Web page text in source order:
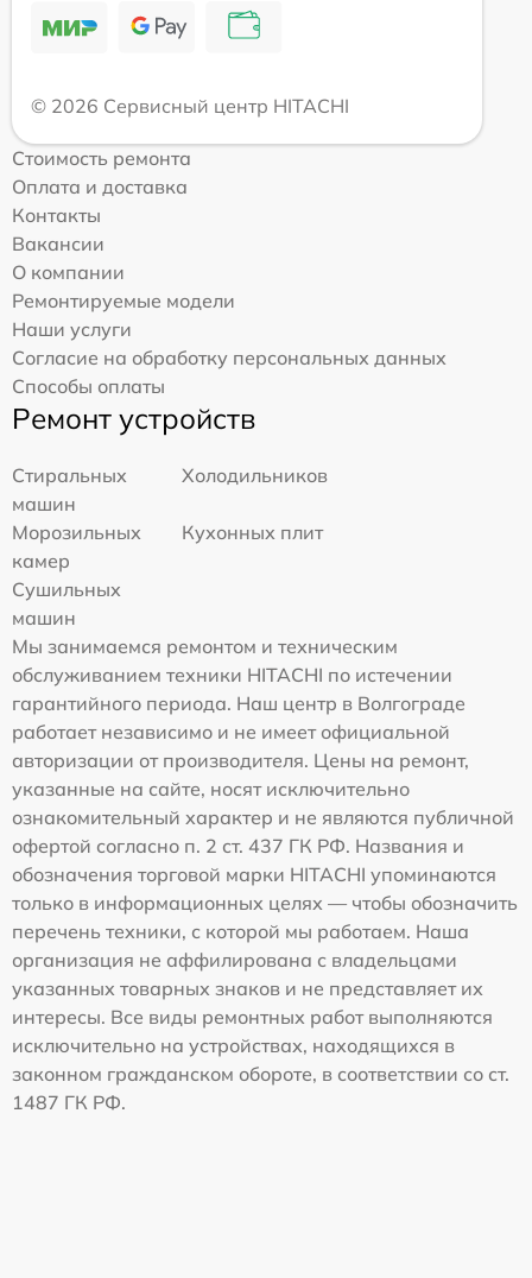
© 2026 Сервисный центр HITACHI
Стоимость ремонта
Оплата и доставка
Контакты
Вакансии
О компании
Ремонтируемые модели
Наши услуги
Согласие на обработку персональных данных
Способы оплаты
Ремонт устройств
Стиральных
машин
Холодильников
Морозильных
камер
Кухонных плит
Сушильных
машин
Мы занимаемся ремонтом и техническим
обслуживанием техники HITACHI по истечении
гарантийного периода. Наш центр в Волгограде
работает независимо и не имеет официальной
авторизации от производителя. Цены на ремонт,
указанные на сайте, носят исключительно
ознакомительный характер и не являются публичной
офертой согласно п. 2 ст. 437 ГК РФ. Названия и
обозначения торговой марки HITACHI упоминаются
только в информационных целях — чтобы обозначить
перечень техники, с которой мы работаем. Наша
организация не аффилирована с владельцами
указанных товарных знаков и не представляет их
интересы. Все виды ремонтных работ выполняются
исключительно на устройствах, находящихся в
законном гражданском обороте, в соответствии со ст.
1487 ГК РФ.